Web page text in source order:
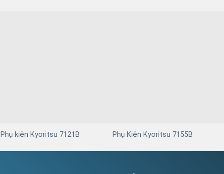
Phụ kiện Kyoritsu 7121B Phụ Kiện Kyoritsu 7155B